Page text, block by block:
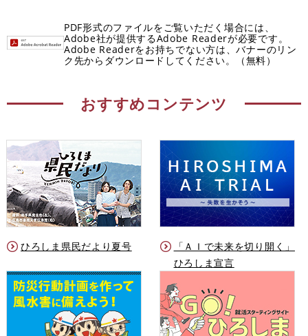
PDF形式のファイルをご覧いただく場合には、
Adobe社が提供するAdobe Readerが必要です。
Adobe Readerをお持ちでない方は、バナーのリン
ク先からダウンロードしてください。（無料）
おすすめコンテンツ
ひろしま県民だより夏号
「ＡＩで未来を切り開く」
ひろしま宣言